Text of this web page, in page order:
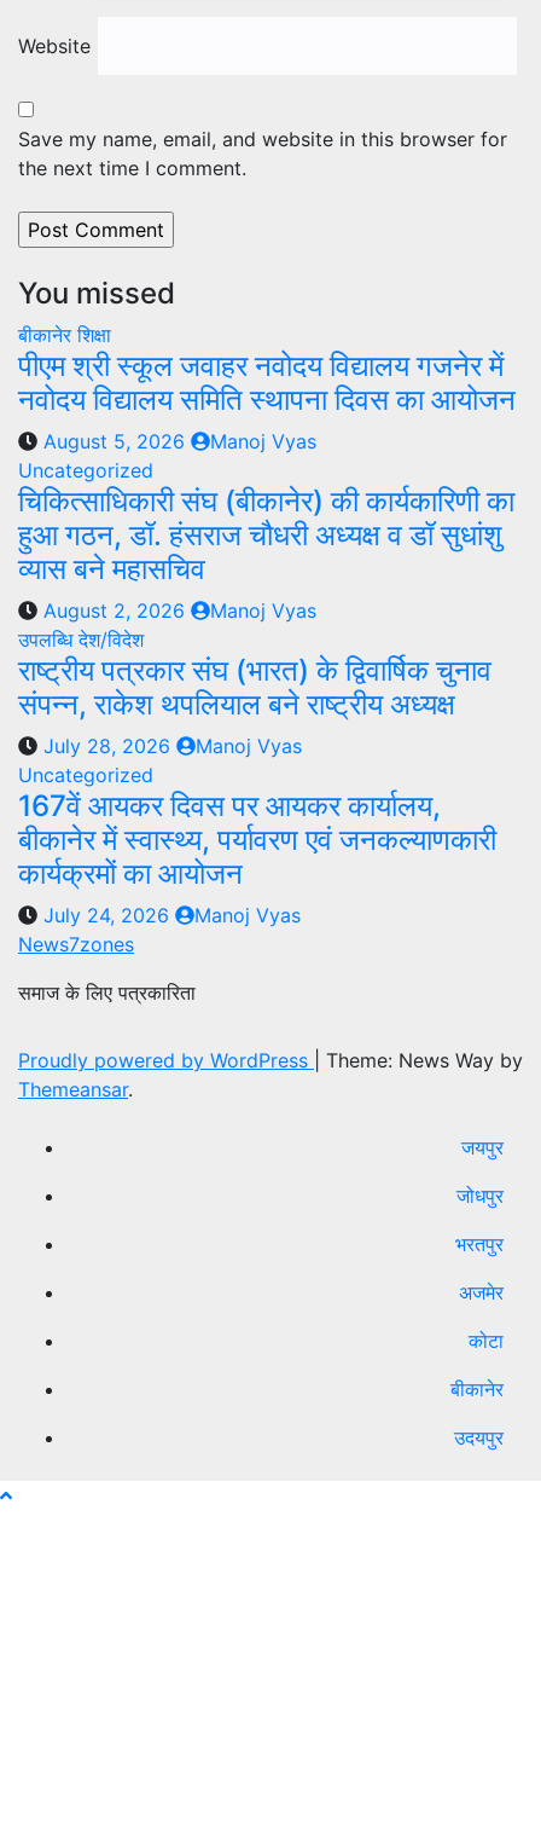
Website
Save my name, email, and website in this browser for
the next time I comment.
You missed
बीकानेरशिक्षा
पीएम श्री स्कूल जवाहर नवोदय विद्यालय गजनेर में
नवोदय विद्यालय समिति स्थापना दिवस का आयोजन
August 5, 2026
Manoj Vyas
Uncategorized
चिकित्साधिकारी संघ (बीकानेर) की कार्यकारिणी का
हुआ गठन, डॉ. हंसराज चौधरी अध्यक्ष व डॉ सुधांशु
व्यास बने महासचिव
August 2, 2026
Manoj Vyas
उपलब्धिदेश/विदेश
राष्ट्रीय पत्रकार संघ (भारत) के द्विवार्षिक चुनाव
संपन्न, राकेश थपलियाल बने राष्ट्रीय अध्यक्ष
July 28, 2026
Manoj Vyas
Uncategorized
167वें आयकर दिवस पर आयकर कार्यालय,
बीकानेर में स्वास्थ्य, पर्यावरण एवं जनकल्याणकारी
कार्यक्रमों का आयोजन
July 24, 2026
Manoj Vyas
News7zones
समाज के लिए पत्रकारिता
Proudly powered by WordPress
Theme: News Way by
Themeansar.
जयपुर
जोधपुर
भरतपुर
अजमेर
कोटा
बीकानेर
उदयपुर